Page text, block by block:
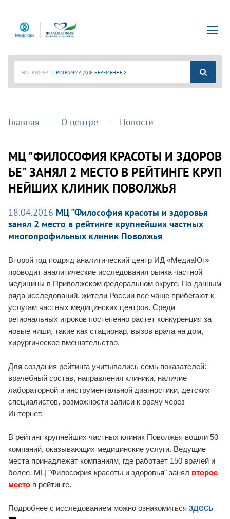
НАПРИМЕР: ПРОГРАММА ДЛЯ БЕРЕМЕННЫХ
Главная О центре Новости
МЦ "ФИЛОСОФИЯ КРАСОТЫ И ЗДОРОВ
ЬЕ" ЗАНЯЛ 2 МЕСТО В РЕЙТИНГЕ КРУП
НЕЙШИХ КЛИНИК ПОВОЛЖЬЯ
18.04.2016 МЦ "Философия красоты и здоровья
занял 2 место в рейтинге крупнейших частных
многопрофильных клиник Поволжья
Второй год подряд аналитический центр ИД «МедиаЮг»
проводит аналитические исследования рынка частной
медицины в Приволжском федеральном округе. По данным
ряда исследований, жители России все чаще прибегают к
услугам частных медицинских центров. Среди
региональных игроков постепенно растет конкуренция за
новые ниши, такие как стационар, вызов врача на дом,
хирургическое вмешательство.
Для создания рейтинга учитывались семь показателей:
врачебный состав, направления клиники, наличие
лабораторной и инструментальной диагностики, детских
специалистов, возможности записи к врачу через
Интернет.
В рейтинг крупнейших частных клиник Поволжья вошли 50
компаний, оказывающих медицинские услуги. Ведущие
места принадлежат компаниям, где работает 150 врачей и
более. МЦ "Философия красоты и здоровья" занял второе
место в рейтинге.
Подробнее с исследованием можно ознакомиться здесь